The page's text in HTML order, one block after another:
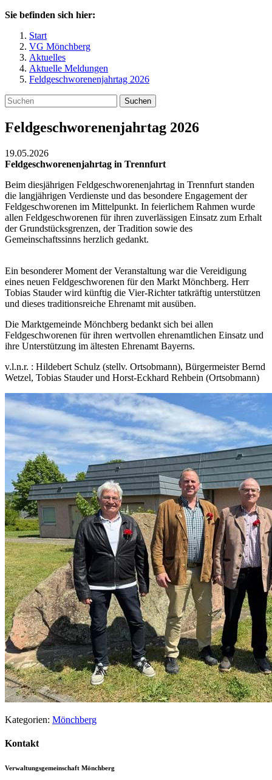
Sie befinden sich hier:
Start
VG Mönchberg
Aktuelles
Aktuelle Meldungen
Feldgeschworenenjahrtag 2026
Suchen
Feldgeschworenenjahrtag 2026
19.05.2026
Feldgeschworenenjahrtag in Trennfurt
Beim diesjährigen Feldgeschworenenjahrtag in Trennfurt standen
die langjährigen Verdienste und das besondere Engagement der
Feldgeschworenen im Mittelpunkt. In feierlichem Rahmen wurde
allen Feldgeschworenen für ihren zuverlässigen Einsatz zum Erhalt
der Grundstücksgrenzen, der Tradition sowie des
Gemeinschaftssinns herzlich gedankt.
Ein besonderer Moment der Veranstaltung war die Vereidigung
eines neuen Feldgeschworenen für den Markt Mönchberg. Herr
Tobias Stauder wird künftig die Vier-Richter tatkräftig unterstützen
und dieses traditionsreiche Ehrenamt mit ausüben.
Die Marktgemeinde Mönchberg bedankt sich bei allen
Feldgeschworenen für ihren wertvollen ehrenamtlichen Einsatz und
ihre Unterstützung im ältesten Ehrenamt Bayerns.
v.l.n.r. : Hildebert Schulz (stellv. Ortsobmann), Bürgermeister Bernd
Wetzel, Tobias Stauder und Horst-Eckhard Rehbein (Ortsobmann)
Kategorien: Mönchberg
Kontakt
Verwaltungsgemeinschaft Mönchberg